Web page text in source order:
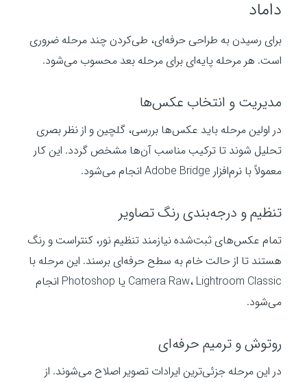
داماد
برای رسیدن به طراحی حرفه‌ای، طی‌کردن چند مرحله ضروری
است. هر مرحله پایه‌ای برای مرحله بعد محسوب می‌شود.
مدیریت و انتخاب عکس‌ها
در اولین مرحله باید عکس‌ها بررسی، گلچین و از نظر بصری
تحلیل شوند تا ترکیب مناسب آن‌ها مشخص گردد. این کار
معمولاً با نرم‌افزار Adobe Bridge انجام می‌شود.
تنظیم و درجه‌بندی رنگ تصاویر
تمام عکس‌های ثبت‌شده نیازمند تنظیم نور، کنتراست و رنگ
هستند تا از حالت خام به سطح حرفه‌ای برسند. این مرحله با
Camera Raw، Lightroom Classic یا Photoshop انجام
می‌شود.
روتوش و ترمیم حرفه‌ای
در این مرحله جزئی‌ترین ایرادات تصویر اصلاح می‌شوند. از